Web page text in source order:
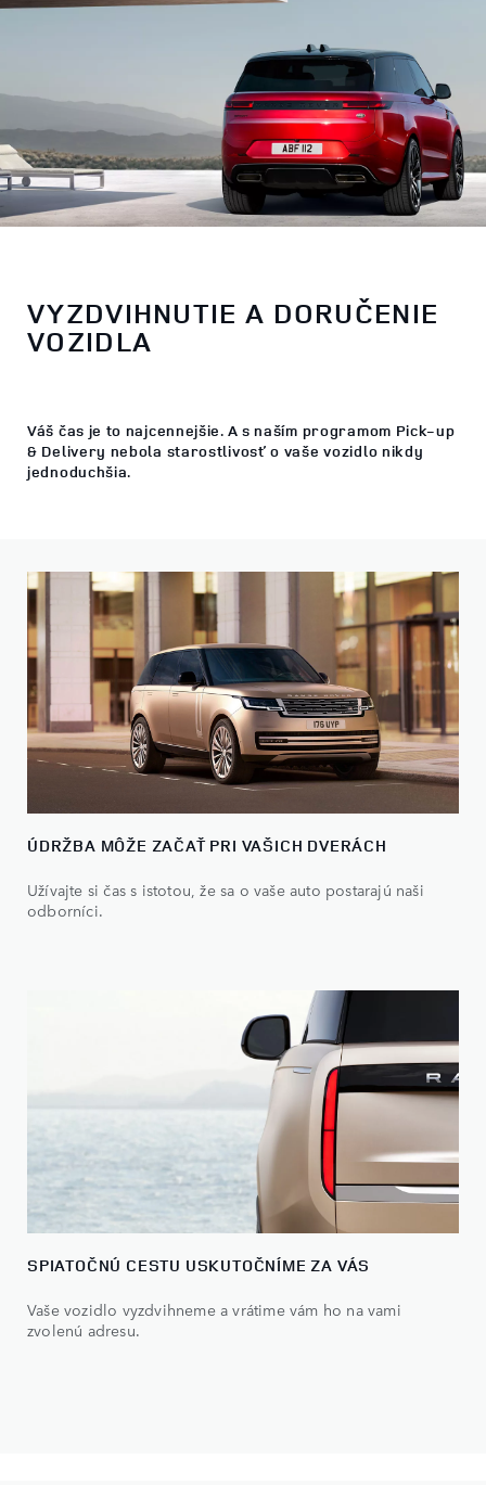
VYZDVIHNUTIE A DORUČENIE
VOZIDLA
Váš čas je to najcennejšie. A s naším programom Pick-up
& Delivery nebola starostlivosť o vaše vozidlo nikdy
jednoduchšia.
ÚDRŽBA MÔŽE ZAČAŤ PRI VAŠICH DVERÁCH
Užívajte si čas s istotou, že sa o vaše auto postarajú naši
odborníci.
SPIATOČNÚ CESTU USKUTOČNÍME ZA VÁS
Vaše vozidlo vyzdvihneme a vrátime vám ho na vami
zvolenú adresu.